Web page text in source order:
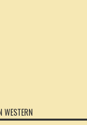
WESTERN